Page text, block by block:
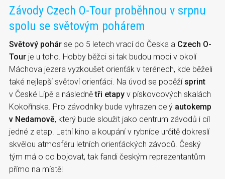
Závody Czech O-Tour proběhnou v srpnu
spolu se světovým pohárem
Světový pohár se po 5 letech vrací do Česka a Czech O-
Tour je u toho. Hobby běžci si tak budou moci v okolí
Máchova jezera vyzkoušet orienťák v terénech, kde běželi
také nejlepší světoví orienťáci. Na úvod se poběží sprint
v České Lípě a následnětři etapy v pískovcových skalách
Kokořínska. Pro závodníky bude vyhrazen celý autokemp
v Nedamově, který bude sloužit jako centrum závodů i cíl
jedné z etap. Letní kino a koupání v rybníce určitě dokreslí
skvělou atmosféru letních orienťáckých závodů. Český
tým má o co bojovat, tak fandi českým reprezentantům
přímo na místě!